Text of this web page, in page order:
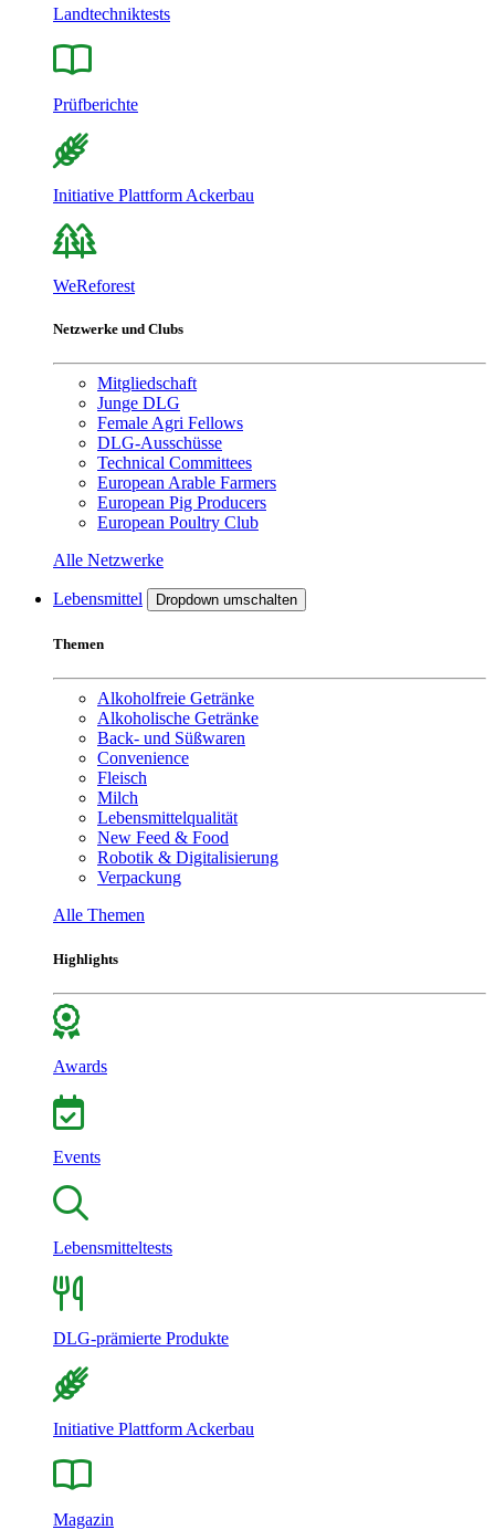
Landtechniktests
Prüfberichte
Initiative Plattform Ackerbau
WeReforest
Netzwerke und Clubs
Mitgliedschaft
Junge DLG
Female Agri Fellows
DLG-Ausschüsse
Technical Committees
European Arable Farmers
European Pig Producers
European Poultry Club
Alle Netzwerke
Lebensmittel Dropdown umschalten
Themen
Alkoholfreie Getränke
Alkoholische Getränke
Back- und Süßwaren
Convenience
Fleisch
Milch
Lebensmittelqualität
New Feed & Food
Robotik & Digitalisierung
Verpackung
Alle Themen
Highlights
Awards
Events
Lebensmitteltests
DLG-prämierte Produkte
Initiative Plattform Ackerbau
Magazin